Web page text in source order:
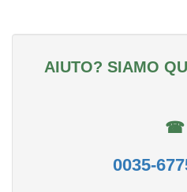
AIUTO? SIAMO
☎
0035-